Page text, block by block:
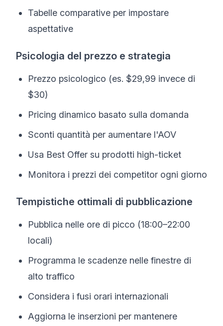
Tabelle comparative per impostare
aspettative
Psicologia del prezzo e strategia
Prezzo psicologico (es. $29,99 invece di
$30)
Pricing dinamico basato sulla domanda
Sconti quantità per aumentare l'AOV
Usa Best Offer su prodotti high-ticket
Monitora i prezzi dei competitor ogni giorno
Tempistiche ottimali di pubblicazione
Pubblica nelle ore di picco (18:00–22:00
locali)
Programma le scadenze nelle finestre di
alto traffico
Considera i fusi orari internazionali
Aggiorna le inserzioni per mantenere